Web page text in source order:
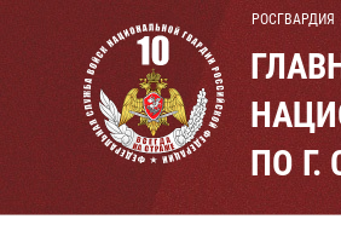
РОСГВАРДИЯ
ПО Г.